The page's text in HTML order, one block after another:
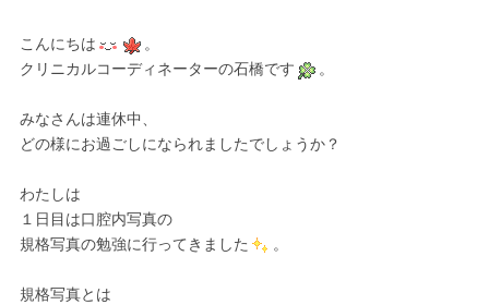
こんにちは
。
クリニカルコーディネーターの石橋です
。
みなさんは連休中、
どの様にお過ごしになられましたでしょうか？
わたしは
１日目は口腔内写真の
規格写真の勉強に行ってきました
。
規格写真とは